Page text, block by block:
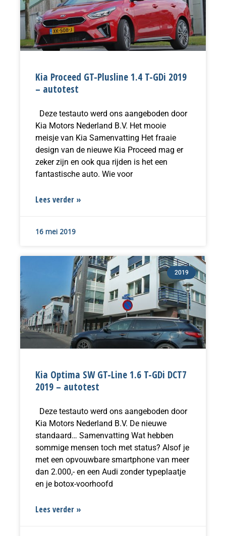
Kia Proceed GT-Plusline 1.4 T-GDi 2019
– autotest
Deze testauto werd ons aangeboden door
Kia Motors Nederland B.V. Het mooie
meisje van Kia Samenvatting Het fraaie
design van de nieuwe Kia Proceed mag er
zeker zijn en ook qua rijden is het een
fantastische auto. Wie voor
Lees verder »
16 mei 2019
2019
Kia Optima SW GT-Line 1.6 T-GDi DCT7
2019 – autotest
Deze testauto werd ons aangeboden door
Kia Motors Nederland B.V. De nieuwe
standaard… Samenvatting Wat hebben
sommige mensen toch met status? Alsof je
met een opvouwbare smartphone van meer
dan 2.000,- en een Audi zonder typeplaatje
en je botox-voorhoofd
Lees verder »